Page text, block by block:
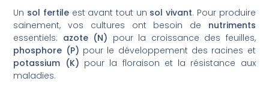
Un sol fertileest avant tout un sol vivant. Pour produire
sainement, vos cultures ont besoin de nutriments
essentiels: azote (N) pour la croissance des feuilles,
phosphore (P) pour le développement des racines et
potassium (K) pour la floraison et la résistance aux
maladies.